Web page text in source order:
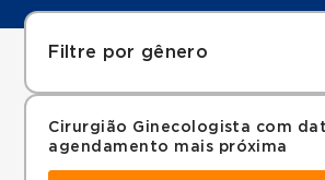
Filtre por gênero
Cirurgião Ginecologista com
agendamento mais próxima